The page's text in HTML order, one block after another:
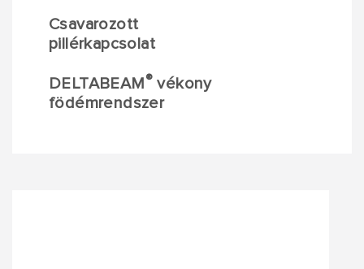
Csavarozott
pillérkapcsolat
DELTABEAM® vékony
födémrendszer